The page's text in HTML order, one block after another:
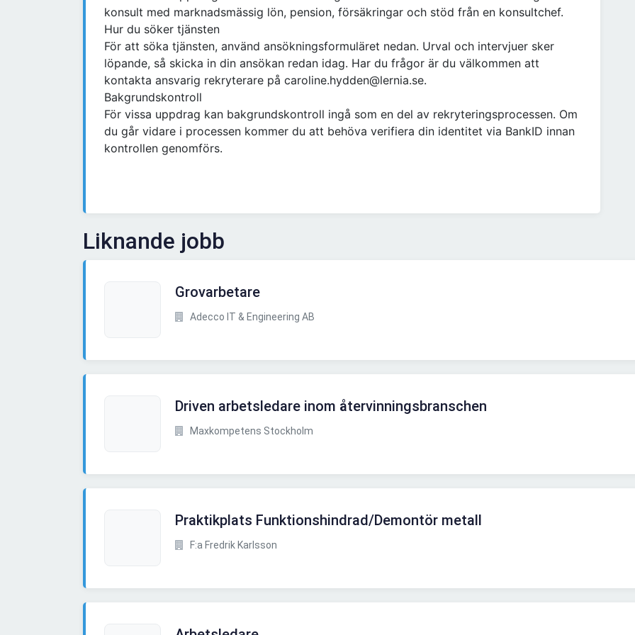
konsult med marknadsmässig lön, pension, försäkringar och stöd från en konsultchef.
Hur du söker tjänsten
För att söka tjänsten, använd ansökningsformuläret nedan. Urval och intervjuer sker
löpande, så skicka in din ansökan redan idag. Har du frågor är du välkommen att
kontakta ansvarig rekryterare på caroline.hydden@lernia.se.
Bakgrundskontroll
För vissa uppdrag kan bakgrundskontroll ingå som en del av rekryteringsprocessen. Om
du går vidare i processen kommer du att behöva verifiera din identitet via BankID innan
kontrollen genomförs.
Liknande jobb
Grovarbetare
Adecco IT & Engineering AB
Driven arbetsledare inom återvinningsbranschen
Maxkompetens Stockholm
Praktikplats Funktionshindrad/Demontör metall
F:a Fredrik Karlsson